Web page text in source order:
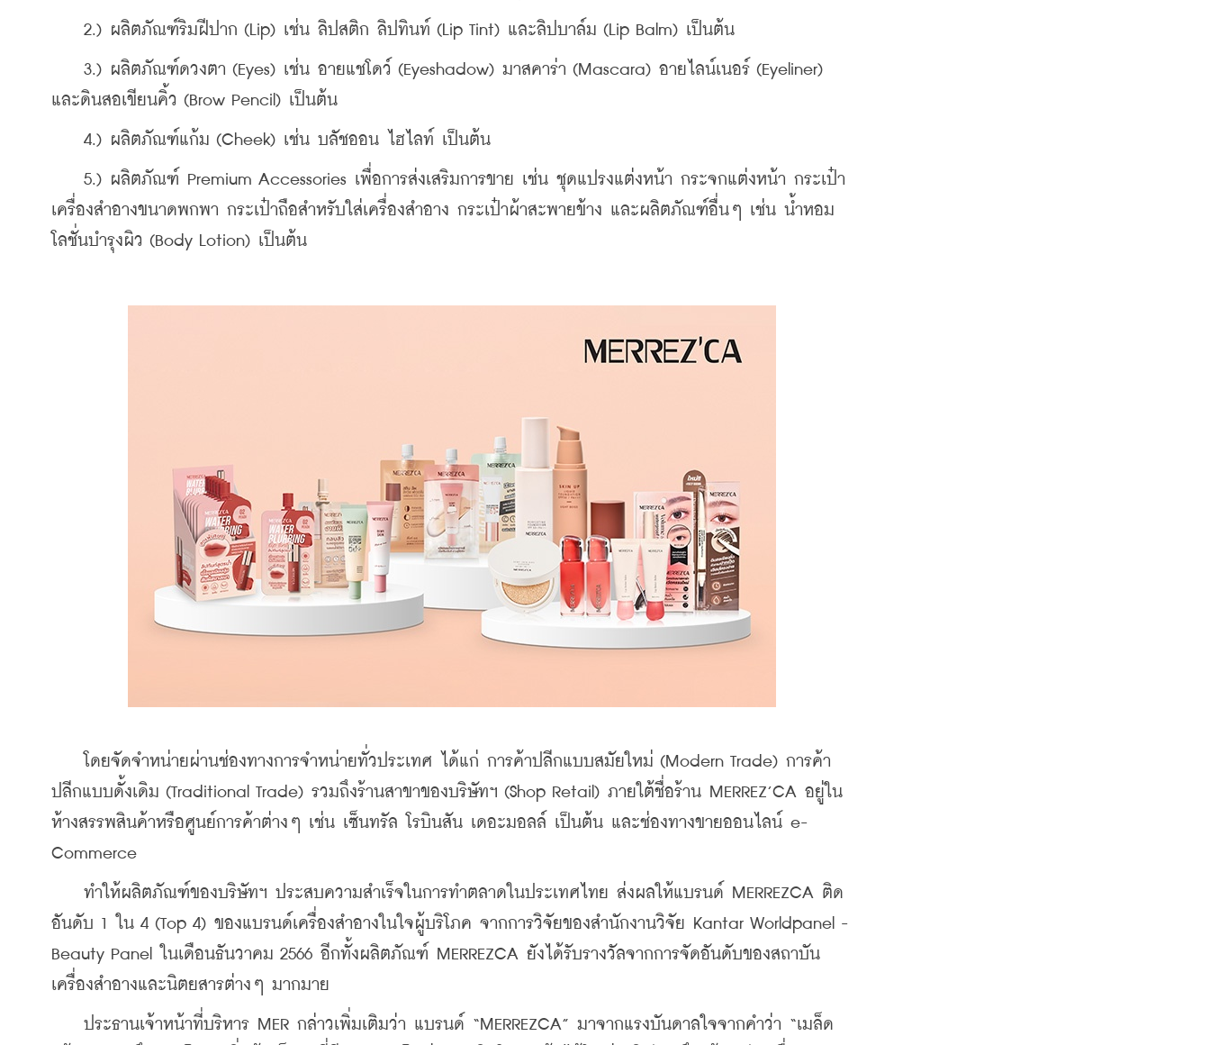
2.) ผลิตภัณฑ์ริมฝีปาก (Lip) เช่น ลิปสติก ลิปทินท์ (Lip Tint) และลิปบาล์ม (Lip Balm) เป็นต้น
3.) ผลิตภัณฑ์ดวงตา (Eyes) เช่น อายแชโดว์ (Eyeshadow) มาสคาร่า (Mascara) อายไลน์เนอร์ (Eyeliner)
และดินสอเขียนคิ้ว (Brow Pencil) เป็นต้น
4.) ผลิตภัณฑ์แก้ม (Cheek) เช่น บลัชออน ไฮไลท์ เป็นต้น
5.) ผลิตภัณฑ์ Premium Accessories เพื่อการส่งเสริมการขาย เช่น ชุดแปรงแต่งหน้า กระจกแต่งหน้า กระเป๋า
เครื่องสำอางขนาดพกพา กระเป๋าถือสำหรับใส่เครื่องสำอาง กระเป๋าผ้าสะพายข้าง และผลิตภัณฑ์อื่นๆ เช่น น้ำหอม
โลชั่นบำรุงผิว (Body Lotion) เป็นต้น
โดยจัดจำหน่ายผ่านช่องทางการจำหน่ายทั่วประเทศ ได้แก่ การค้าปลีกแบบสมัยใหม่ (Modern Trade) การค้า
ปลีกแบบดั้งเดิม (Traditional Trade) รวมถึงร้านสาขาของบริษัทฯ (Shop Retail) ภายใต้ชื่อร้าน MERREZ’CA อยู่ใน
ห้างสรรพสินค้าหรือศูนย์การค้าต่างๆ เช่น เซ็นทรัล โรบินสัน เดอะมอลล์ เป็นต้น และช่องทางขายออนไลน์ e-
Commerce
ทำให้ผลิตภัณฑ์ของบริษัทฯ ประสบความสำเร็จในการทำตลาดในประเทศไทย ส่งผลให้แบรนด์ MERREZCA ติด
อันดับ 1 ใน 4 (Top 4) ของแบรนด์เครื่องสำอางในใจผู้บริโภค จากการวิจัยของสำนักงานวิจัย Kantar Worldpanel -
Beauty Panel ในเดือนธันวาคม 2566 อีกทั้งผลิตภัณฑ์ MERREZCA ยังได้รับรางวัลจากการจัดอันดับของสถาบัน
เครื่องสำอางและนิตยสารต่างๆ มากมาย
ประธานเจ้าหน้าที่บริหาร MER กล่าวเพิ่มเติมว่า แบรนด์ “MERREZCA” มาจากแรงบันดาลใจจากคำว่า “เมล็ด